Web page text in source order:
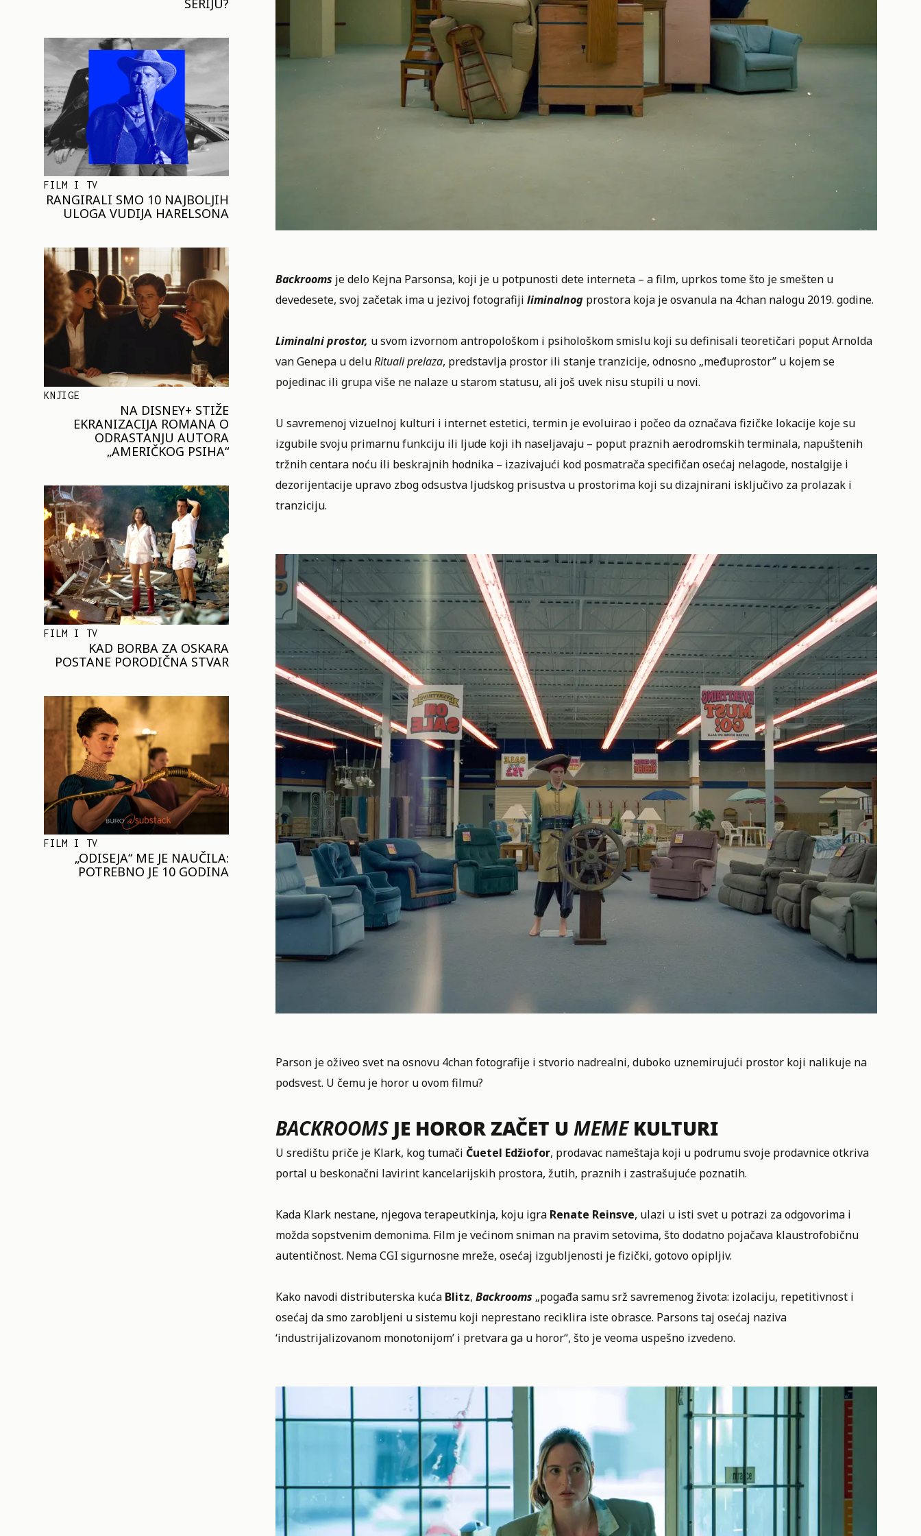
FILM I TV
RANGIRALI SMO 10 NAJBOLJIH
ULOGA VUDIJA HARELSONA
KNJIGE
NA DISNEY+ STIŽE
EKRANIZACIJA ROMANA O
ODRASTANJU AUTORA
„AMERIČKOG PSIHA“
FILM I TV
KAD BORBA ZA OSKARA
POSTANE PORODIČNA STVAR
FILM I TV
„ODISEJA“ ME JE NAUČILA:
POTREBNO JE 10 GODINA
Backrooms je delo Kejna Parsonsa, koji je u potpunosti dete interneta – a film, uprkos tome što je smešten u
devedesete, svoj začetak ima u jezivoj fotografiji liminalnogprostora koja je osvanula na 4chan nalogu 2019. godine.
Liminalni prostor, u svom izvornom antropološkom i psihološkom smislu koji su definisali teoretičari poput Arnolda
van Genepa u deluRituali prelaza, predstavlja prostor ili stanje tranzicije, odnosno „međuprostor” u kojem se
pojedinac ili grupa više ne nalaze u starom statusu, ali još uvek nisu stupili u novi.
U savremenoj vizuelnoj kulturi i internet estetici, termin je evoluirao i počeo da označava fizičke lokacije koje su
izgubile svoju primarnu funkciju ili ljude koji ih naseljavaju – poput praznih aerodromskih terminala, napuštenih
tržnih centara noću ili beskrajnih hodnika – izazivajući kod posmatrača specifičan osećaj nelagode, nostalgije i
dezorijentacije upravo zbog odsustva ljudskog prisustva u prostorima koji su dizajnirani isključivo za prolazak i
tranziciju.
Parson je oživeo svet na osnovu 4chan fotografije i stvorio nadrealni, duboko uznemirujući prostor koji nalikuje na
podsvest. U čemu je horor u ovom filmu?
BACKROOMSJE HOROR ZAČET U MEMEKULTURI
U središtu priče je Klark, kog tumači Čuetel Edžiofor, prodavac nameštaja koji u podrumu svoje prodavnice otkriva
portal u beskonačni lavirint kancelarijskih prostora, žutih, praznih i zastrašujuće poznatih.
Kada Klark nestane, njegova terapeutkinja, koju igra Renate Reinsve, ulazi u isti svet u potrazi za odgovorima i
možda sopstvenim demonima. Film je većinom sniman na pravim setovima, što dodatno pojačava klaustrofobičnu
autentičnost. Nema CGI sigurnosne mreže, osećaj izgubljenosti je fizički, gotovo opipljiv.
Kako navodi distributerska kuća Blitz, Backrooms „pogađa samu srž savremenog života: izolaciju, repetitivnost i
osećaj da smo zarobljeni u sistemu koji neprestano reciklira iste obrasce. Parsons taj osećaj naziva
‘industrijalizovanom monotonijom’ i pretvara ga u horor“, što je veoma uspešno izvedeno.